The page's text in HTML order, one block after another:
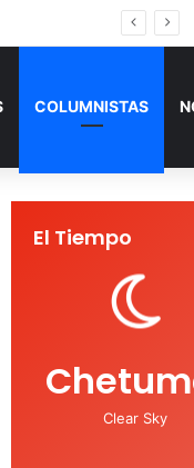
COLUMNISTAS
El Tiempo
Clear Sky